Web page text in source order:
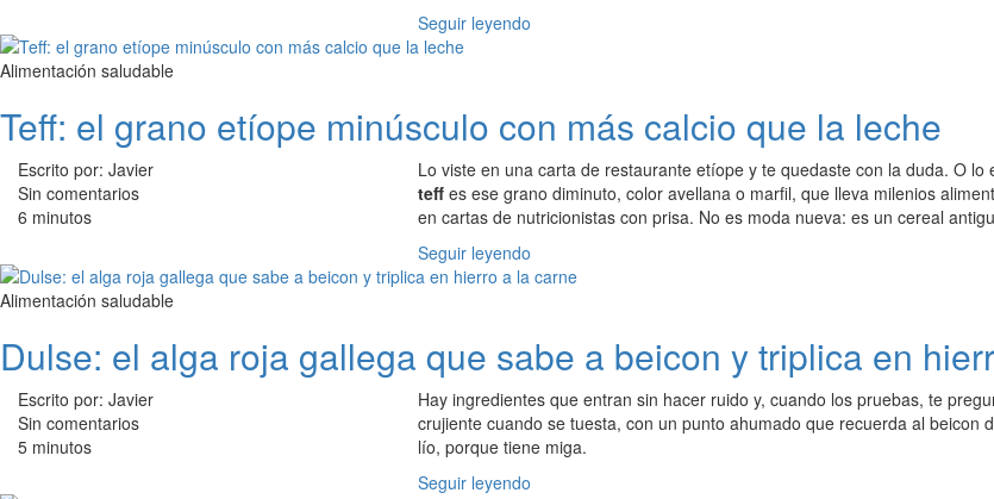
Seguir leyendo
Alimentación saludable
Teff: el grano etíope minúsculo con más calcio que la leche
Escrito por: Javier
Sin comentarios
6 minutos
Lo viste en una carta de restaurante etíope y te quedaste con la duda. O
teff es ese grano diminuto, color avellana o marfil, que lleva milenios
en cartas de nutricionistas con prisa. No es moda nueva: es un cereal
Seguir leyendo
Alimentación saludable
Dulse: el alga roja gallega que sabe a beicon y triplica en
Escrito por: Javier
Sin comentarios
5 minutos
Hay ingredientes que entran sin hacer ruido y, cuando los pruebas, te
crujiente cuando se tuesta, con un punto ahumado que recuerda al
lío, porque tiene miga.
Seguir leyendo